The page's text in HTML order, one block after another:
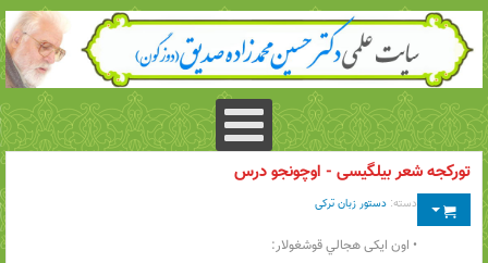
تورکجه شعر بیلگیسی - اوچونجو درس
دسته: دستور زبان ترکی
• اون ایکی هجالي قوشغولار: